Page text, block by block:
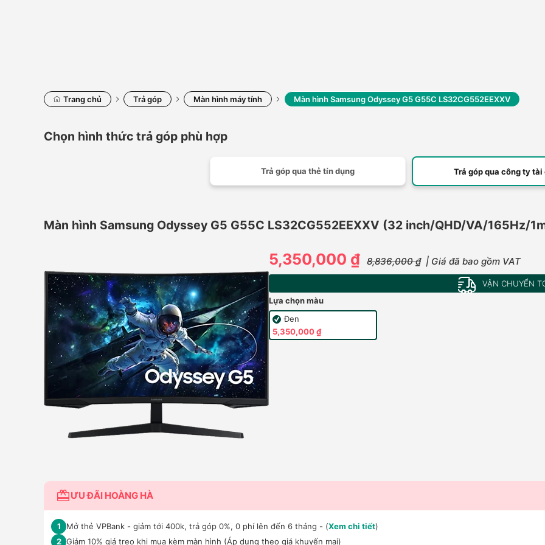
Trang chủ Trả góp Màn hình máy tính Màn hình Samsung Odyssey G5 G55C LS32CG552EEXXV
Chọn hình thức trả góp phù hợp
Trả góp qua thẻ tín dụng Trả góp qua công ty tài
Màn hình Samsung Odyssey G5 G55C LS32CG552EEXXV (32 inch/QHD/VA/165Hz/
5,350,000 ₫ 8,836,000 ₫ | Giá đã bao gồm VAT
VẬN CHUYỂN
Lựa chọn màu
Đen
5,350,000 ₫
ƯU ĐÃI HOÀNG HÀ
1 Mở thẻ VPBank - giảm tới 400k, trả góp 0%, 0 phí lên đến 6 tháng - (Xem chi tiết)
2 Giảm 10% giá treo khi mua kèm màn hình (Áp dụng theo giá khuyến mại)